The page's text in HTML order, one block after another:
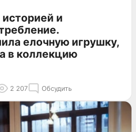
и
елочную игрушку,
в коллекцию
2 207 Обсудить